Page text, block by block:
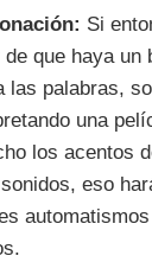
Si
que haya un
las palabras,
una
los acentos
eso